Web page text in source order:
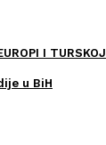
I TURSKOJ
u BiH